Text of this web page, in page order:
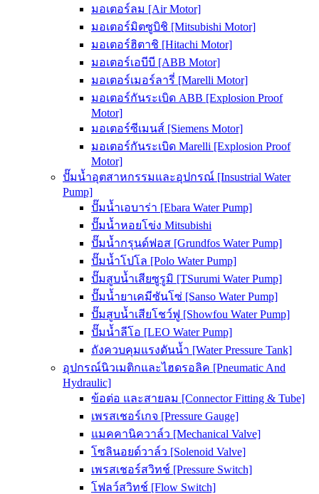
มอเตอร์ลม [Air Motor]
มอเตอร์มิตซูบิชิ [Mitsubishi Motor]
มอเตอร์ฮิตาชิ [Hitachi Motor]
มอเตอร์เอบีบี [ABB Motor]
มอเตอร์เมอร์ลารี่ [Marelli Motor]
มอเตอร์กันระเบิด ABB [Explosion Proof
Motor]
มอเตอร์ซีเมนส์ [Siemens Motor]
มอเตอร์กันระเบิด Marelli [Explosion Proof
Motor]
ปั๊มน้ำอุตสาหกรรมและอุปกรณ์ [Insustrial Water
Pump]
ปั๊มน้ำเอบาร่า [Ebara Water Pump]
ปั๊มน้ำหอยโข่ง Mitsubishi
ปั๊มน้ำกรุนด์ฟอส [Grundfos Water Pump]
ปั๊มน้ำโปโล [Polo Water Pump]
ปั๊มสูบน้ำเสียซูรูมิ [TSurumi Water Pump]
ปั๊มน้ำยาเคมีซันโซ่ [Sanso Water Pump]
ปั๊มสูบน้ำเสียโชว์ฟู [Showfou Water Pump]
ปั๊มน้ำลีโอ [LEO Water Pump]
ถังควบคุมแรงดันน้ำ [Water Pressure Tank]
อุปกรณ์นิวเมติกและไฮดรอลิค [Pneumatic And
Hydraulic]
ข้อต่อ และสายลม [Connector Fitting & Tube]
เพรสเชอร์เกจ [Pressure Gauge]
แมคคานิควาล์ว [Mechanical Valve]
โซลินอยด์วาล์ว [Solenoid Valve]
เพรสเชอร์สวิทช์ [Pressure Switch]
โฟลว์สวิทช์ [Flow Switch]